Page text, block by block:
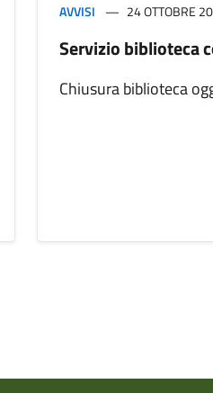
AVVISI 24 OTTOBRE
Servizio biblioteca
Chiusura biblioteca